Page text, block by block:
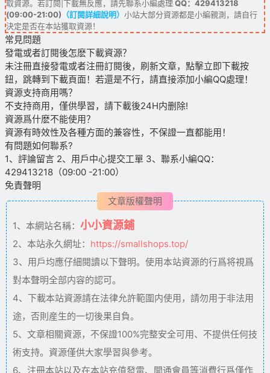
取資源。若訂閱|下載無反應，請先聯系小編處理 QQ：429413218
(09:00-21:00) （訂閱詳細說明） 小站大部分資源都是小編親測，請自行
決定是否在本站獲取資源！
常見問題
發電或者訂閱後怎麽下載資源？
未注冊直接發電或者注冊訂閱後，刷新文章，點擊立即下載按
鈕，跳轉到下載頁面！若還是不行，請直接添加小編QQ處理！
資源支持商用嗎？
不支持商用，僅供學習，請下載後24H内删除!
資源爲什麽不能使用？
資源有時效性及各種方面的兼容性，不保證一直都能用！
有問題如何聯系?
1、評論留言 2、用戶中心提交工單 3、聯系小編QQ：
429413218（09:00 -21:00）
免責聲明
文章版權聲明
1、本網站名稱： 小小資源鋪
2、本站永久網址： https://smallshops.top/
3、用戶均應仔細閱讀以下聲明。使用本站資源的行爲将視爲
對本聲明全部内容的認可。
4、下載本站資源請在法律允許範圍内使用，請勿用于非法用
途，否則産生的一切後果自負。
5、文章相關資源，不保證100%完整安全可用、不提供任何技
術支持。資源僅供大家學習與參考。
6、注冊本站以及在本站充值發電、開通會員等消費行爲僅作